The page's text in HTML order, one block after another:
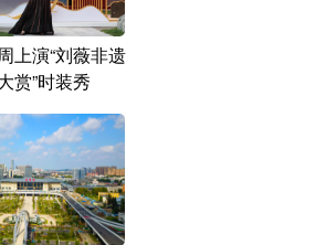
上演“刘薇非遗
赏”时装秀